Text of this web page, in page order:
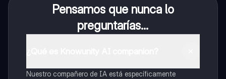
Pensamos que nunca lo
preguntarías...
Nuestro compañero de IA está específicamente